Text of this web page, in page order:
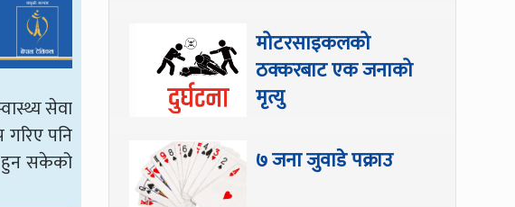
सेवा
पनि
हुन सकेको
मोटरसाइकलको
ठक्करबाट एक जनाको
मृत्यु
७ जना जुवाडे पक्राउ